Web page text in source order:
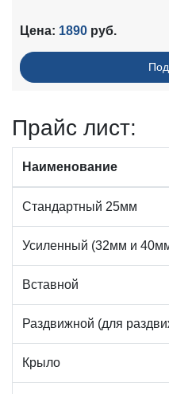
Цена: 1890 руб.
Прайc лист:
Наименование
Стандартный 25мм
Усиленный (32мм и
Вставной
Раздвижной (для
Крыло